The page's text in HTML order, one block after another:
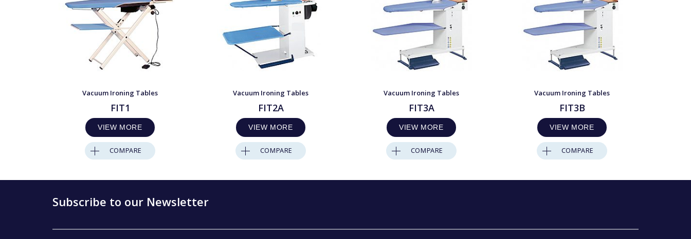
Vacuum Ironing Tables
FIT1
VIEW MORE
COMPARE
Vacuum Ironing Tables
FIT2A
VIEW MORE
COMPARE
Vacuum Ironing Tables
FIT3A
VIEW MORE
COMPARE
Vacuum Ironing Tables
FIT3B
VIEW MORE
COMPARE
Subscribe to our Newsletter